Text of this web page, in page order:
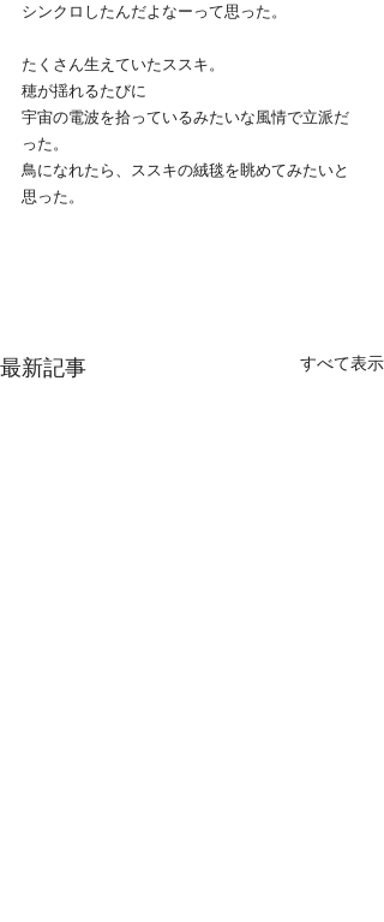
シンクロしたんだよなーって思った。
たくさん生えていたススキ。
穂が揺れるたびに
宇宙の電波を拾っているみたいな風情で立派だ
った。
鳥になれたら、ススキの絨毯を眺めてみたいと
思った。
最新記事 すべて表示